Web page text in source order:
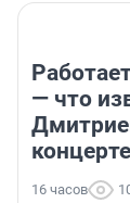
— что
16 часов